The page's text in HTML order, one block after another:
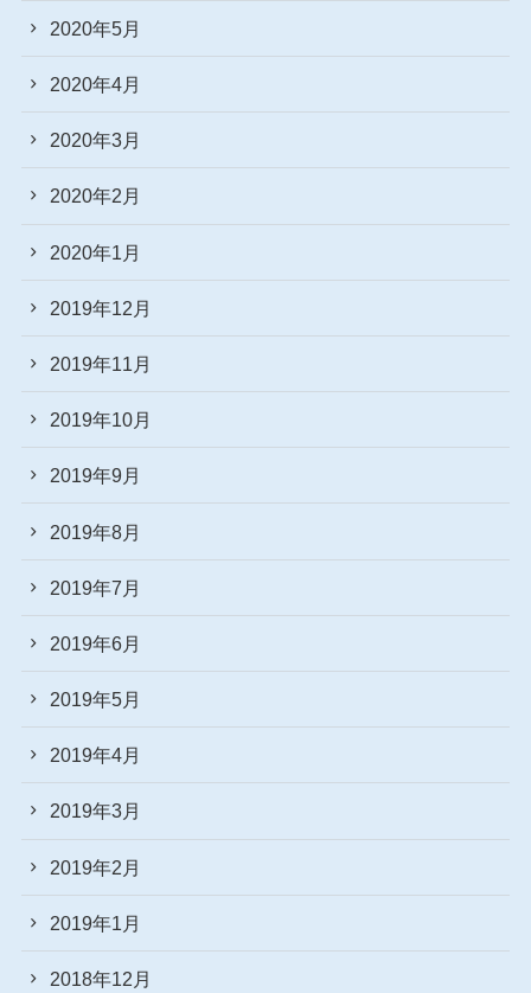
2020年5月
2020年4月
2020年3月
2020年2月
2020年1月
2019年12月
2019年11月
2019年10月
2019年9月
2019年8月
2019年7月
2019年6月
2019年5月
2019年4月
2019年3月
2019年2月
2019年1月
2018年12月